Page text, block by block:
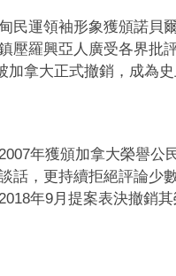
民運領袖形象獲頒諾貝
壓羅興亞人廣受各界批
加拿大正式撤銷，成為
年獲頒加拿大榮譽公
話，更持續拒絕評論少
年9月提案表決撤銷